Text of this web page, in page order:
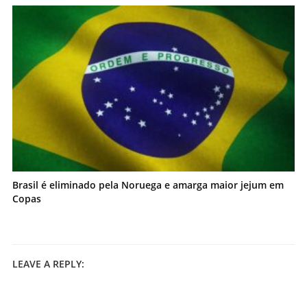
Brasil é eliminado pela Noruega e amarga maior jejum em
Copas
LEAVE A REPLY: